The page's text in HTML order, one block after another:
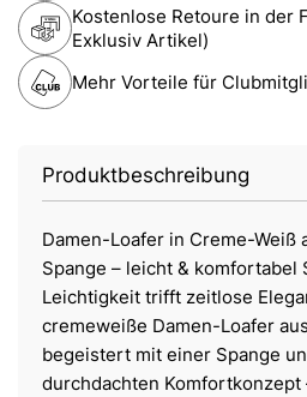
Kostenlose Retoure in der
Exklusiv Artikel)
Mehr Vorteile für
Produktbeschreibung
Damen-Loafer in Creme-Weiß
Spange – leicht & komfortabel
Leichtigkeit trifft zeitlose
cremeweiße Damen-Loafer
begeistert mit einer Spange
durchdachten Komfortkonzept